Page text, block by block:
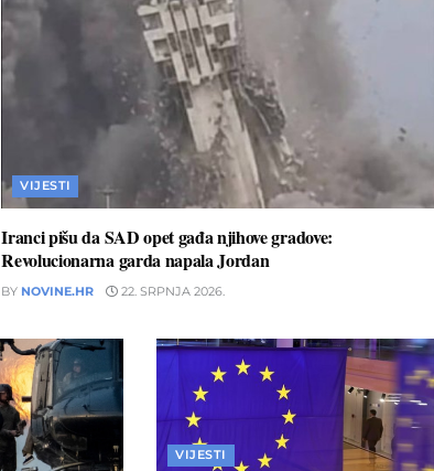
VIJESTI
Iranci pišu da SAD opet gađa njihove gradove:
Revolucionarna garda napala Jordan
BY NOVINE.HR 22. SRPNJA 2026.
VIJESTI